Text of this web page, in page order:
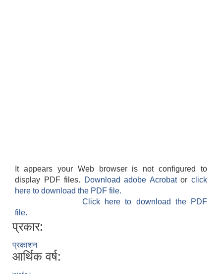
It appears your Web browser is not configured to
display PDF files.
Download adobe Acrobatorclick
here to download the PDF file.
Click here to download the PDF
file.
प्रकार:
प्रकाशन
आर्थिक वर्ष: